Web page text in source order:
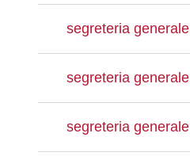
segreteria generale
segreteria generale
segreteria generale